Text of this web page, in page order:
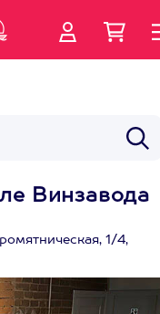
Винзавода
1/4,